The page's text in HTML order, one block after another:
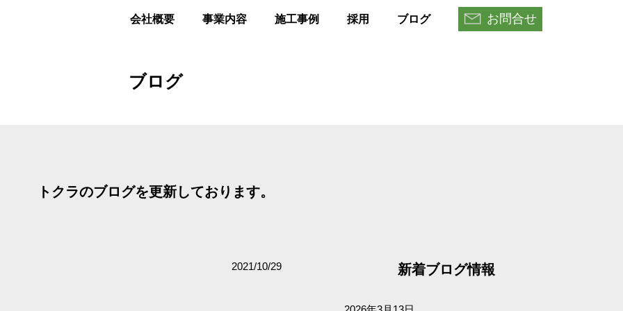
会社概要 事業内容 施工事例 採用 ブログ お問合せ
ブログ
トクラのブログを更新しております。
2021/10/29 新着ブログ情報